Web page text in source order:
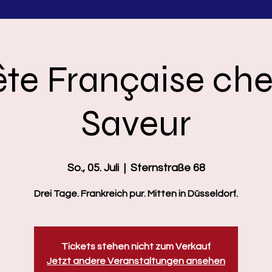
Française
Saveur
So., 05. Juli
  |
Sternstraße 68
Drei Tage. Frankreich pur. Mitten in Düsseldorf.
Tickets stehen nicht zum Verkauf
Jetzt andere Veranstaltungen ansehen